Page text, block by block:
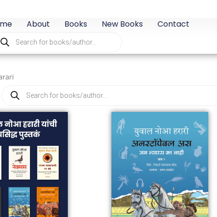
About Books New Books Contact
search